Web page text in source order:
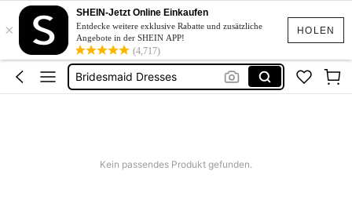
HOLEN
×
SHEIN-Jetzt Online Einkaufen
Entdecke weitere exklusive Rabatte und zusätzliche
Angebote in der SHEIN APP!
(4,717)
Squishies
Linen
Schwimmanzug Sport
Bridesmaid Dresses
Kein passendes Produkt gefunden.